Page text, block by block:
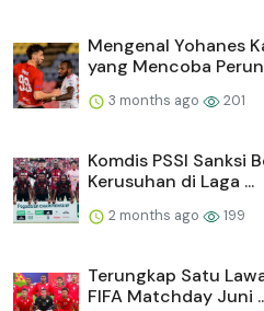
Mengenal Yohanes
yang Mencoba
3 months ago 201
Komdis PSSI Sanksi
Kerusuhan di Laga ...
2 months ago 199
Terungkap Satu
FIFA Matchday Juni